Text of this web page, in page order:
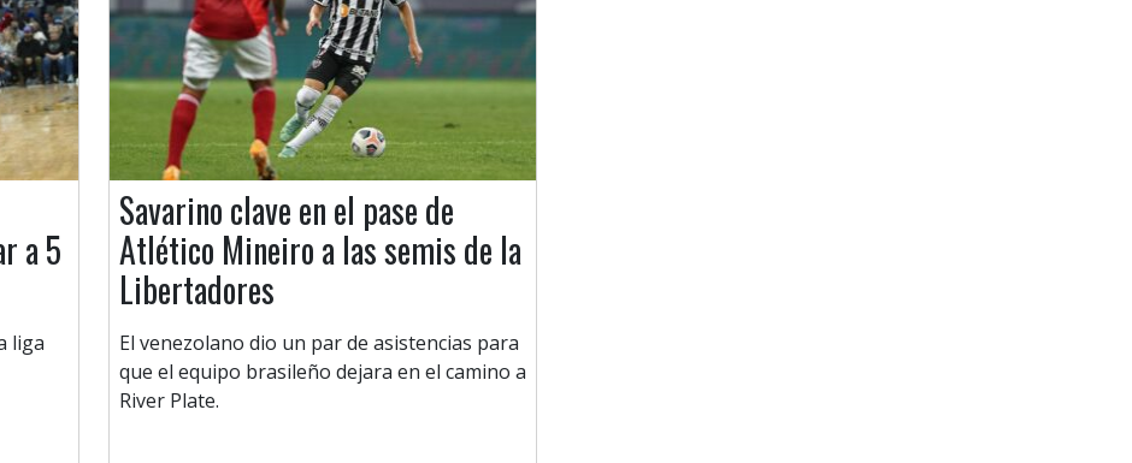
a 5
liga
Savarino clave en el pase de
Atlético Mineiro a las semis de la
Libertadores
El venezolano dio un par de asistencias para
que el equipo brasileño dejara en el camino a
River Plate.